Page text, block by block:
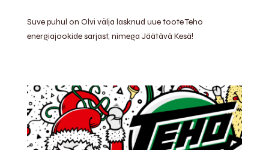
Suve puhul on Olvi välja lasknud uue toote Teho
energiajookide sarjast, nimega Jäätävä Kesä!